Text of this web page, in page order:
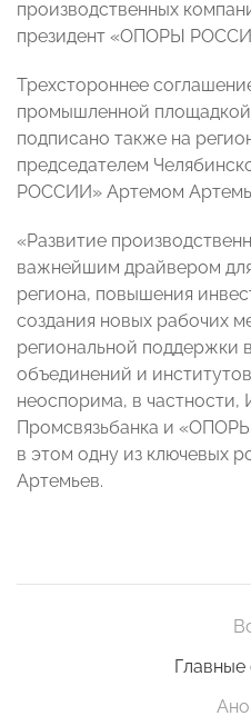
производственных
президент «ОПОРЫ
Трехстороннее
промышленной
подписано также на
председателем
РОССИИ» Артемом
«Развитие
важнейшим драйвером
региона, повышения
создания новых рабочих
региональной поддержки
объединений и
неоспорима, в
Промсвязьбанка и
в этом одну из ключевых
Артемьев.